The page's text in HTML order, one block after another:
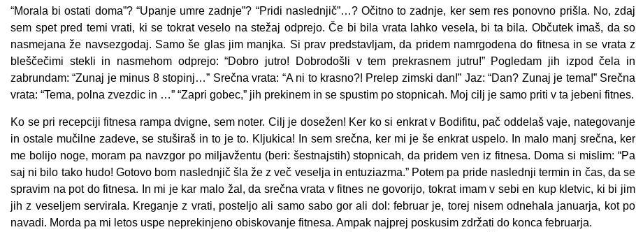
“Morala bi ostati doma”? “Upanje umre zadnje”? “Pridi naslednjič”…? Očitno to zadnje, ker sem res ponovno prišla. No, zdaj
sem spet pred temi vrati, ki se tokrat veselo na stežaj odprejo. Če bi bila vrata lahko vesela, bi ta bila. Občutek imaš, da so
nasmejana že navsezgodaj. Samo še glas jim manjka. Si prav predstavljam, da pridem namrgodena do fitnesa in se vrata z
bleščečimi stekli in nasmehom odprejo: “Dobro jutro! Dobrodošli v tem prekrasnem jutru!” Pogledam jih izpod čela in
zabrundam: “Zunaj je minus 8 stopinj…” Srečna vrata: “A ni to krasno?! Prelep zimski dan!” Jaz: “Dan? Zunaj je tema!” Srečna
vrata: “Tema, polna zvezdic in …” “Zapri gobec,” jih prekinem in se spustim po stopnicah. Moj cilj je samo priti v ta jebeni fitnes.
Ko se pri recepciji fitnesa rampa dvigne, sem noter. Cilj je dosežen! Ker ko si enkrat v Bodifitu, pač oddelaš vaje, nategovanje
in ostale mučilne zadeve, se stuširaš in to je to. Kljukica! In sem srečna, ker mi je še enkrat uspelo. In malo manj srečna, ker
me bolijo noge, moram pa navzgor po miljavžentu (beri: šestnajstih) stopnicah, da pridem ven iz fitnesa. Doma si mislim: “Pa
saj ni bilo tako hudo! Gotovo bom naslednjič šla že z več veselja in entuziazma.” Potem pa pride naslednji termin in čas, da se
spravim na pot do fitnesa. In mi je kar malo žal, da srečna vrata v fitnes ne govorijo, tokrat imam v sebi en kup kletvic, ki bi jim
jih z veseljem servirala. Kreganje z vrati, posteljo ali samo sabo gor ali dol: februar je, torej nisem odnehala januarja, kot po
navadi. Morda pa mi letos uspe neprekinjeno obiskovanje fitnesa. Ampak najprej poskusim zdržati do konca februarja.